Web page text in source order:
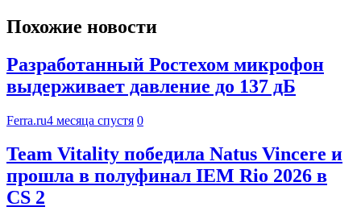
Похожие новости
Разработанный Ростехом микрофон
выдерживает давление до 137 дБ
Ferra.ru4 месяца спустя 0
Team Vitality победила Natus Vincere и
прошла в полуфинал IEM Rio 2026 в
CS 2